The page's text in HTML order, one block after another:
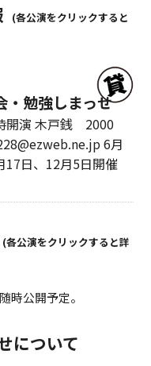
(各公演をクリックすると
・勉強しまっせ
開演 木戸銭 2000
6月
17日、12月5日開催
(各公演をクリックすると詳
時公開予定。
について